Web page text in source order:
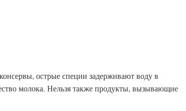
острые специи задерживают воду в
молока. Нельзя также продукты, вызывающие